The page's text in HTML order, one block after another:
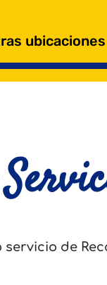
ubicaciones
de